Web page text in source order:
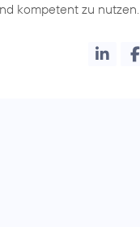
kompetent zu nutzen.